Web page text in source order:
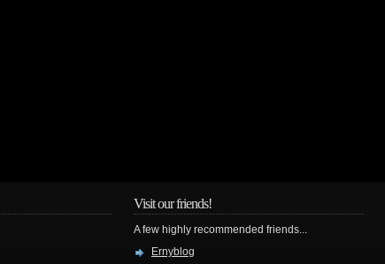
Visit our friends!
A few highly recommended friends...
Ernyblog